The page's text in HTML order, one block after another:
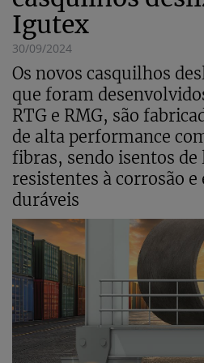
Igutex
30/09/2024
Os novos casquilhos
que foram
RTG e RMG, são
de alta performance
fibras, sendo isentos
resistentes à corrosão
duráveis